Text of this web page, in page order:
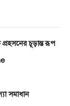
প্রহসনের চূড়ান্ত রূপ
সমাধান